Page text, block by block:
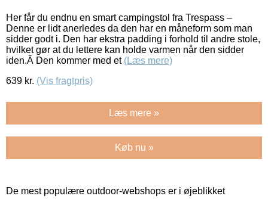
Her får du endnu en smart campingstol fra Trespass –
Denne er lidt anerledes da den har en måneform som man
sidder godt i. Den har ekstra padding i forhold til andre stole,
hvilket gør at du lettere kan holde varmen når den sidder
iden.Â Den kommer med et (Læs mere)
639 kr. (Vis fragtpris)
Læs mere »
Køb nu »
De mest populære outdoor-webshops er i øjeblikket